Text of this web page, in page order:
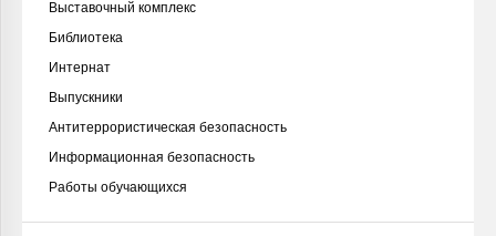
Выставочный комплекс
Библиотека
Интернат
Выпускники
Антитеррористическая безопасность
Информационная безопасность
Работы обучающихся